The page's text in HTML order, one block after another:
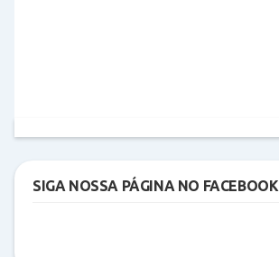
SIGA NOSSA PÁGINA NO FACEBOOK